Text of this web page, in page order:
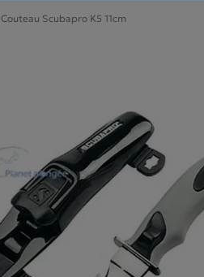
Couteau Scubapro K5 11cm